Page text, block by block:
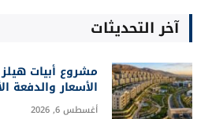
آخر التحديثات
مشروع أبيات
الأسعار والدفعة
أغسطس 6, 2026